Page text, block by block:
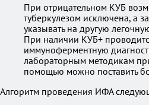
При отрицательном КУБ
туберкулезом исключена, а
указывать на другую
При наличии КУБ+
иммуноферментную
лабораторным методикам
помощью можно поставить
Алгоритм проведения ИФА